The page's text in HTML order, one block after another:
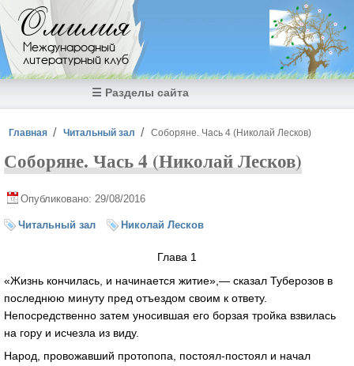
Перейти к основному содержанию
Омилия
Международный
литературный клуб
☰ Разделы сайта
Вы здесь
Главная Читальный зал Соборяне. Чась 4 (Николай Лесков)
Соборяне. Чась 4 (Николай Лесков)
Опубликовано: 29/08/2016
Читальный зал Николай Лесков
Глава 1
«Жизнь кончилась, и начинается житие»,— сказал Туберозов в
последнюю минуту пред отъездом своим к ответу.
Непосредственно затем уносившая его борзая тройка взвилась
на гору и исчезла из виду.
Народ, провожавший протопопа, постоял-постоял и начал